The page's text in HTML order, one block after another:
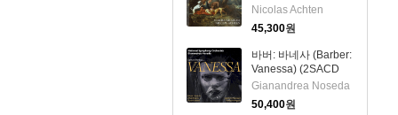
Acteon)(CD) -
Nicolas Achten
Nicolas Achten
45,300원
바버: 바네사 (Barber:
Vanessa) (2SACD
Hybrid) - Gianandrea
Noseda
Gianandrea Noseda
50,400원